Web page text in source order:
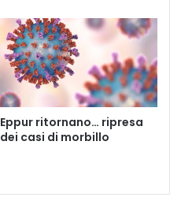
Eppur ritornano… ripresa
dei casi di morbillo